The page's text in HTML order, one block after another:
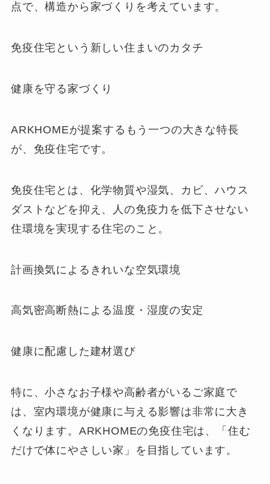
点で、構造から家づくりを考えています。
免疫住宅という新しい住まいのカタチ
健康を守る家づくり
ARKHOMEが提案するもう一つの大きな特長
が、免疫住宅です。
免疫住宅とは、化学物質や湿気、カビ、ハウス
ダストなどを抑え、人の免疫力を低下させない
住環境を実現する住宅のこと。
計画換気によるきれいな空気環境
高気密高断熱による温度・湿度の安定
健康に配慮した建材選び
特に、小さなお子様や高齢者がいるご家庭で
は、室内環境が健康に与える影響は非常に大き
くなります。ARKHOMEの免疫住宅は、「住む
だけで体にやさしい家」を目指しています。